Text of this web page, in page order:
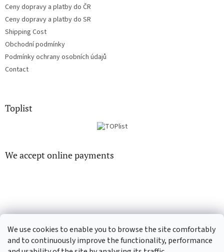
We use cookies to enable you to browse the site comfortably
and to continuously improve the functionality, performance
Ceny dopravy a platby do ČR
Ceny dopravy a platby do SR
Shipping Cost
Obchodní podmínky
Podmínky ochrany osobních údajů
Contact
Toplist
We accept online payments